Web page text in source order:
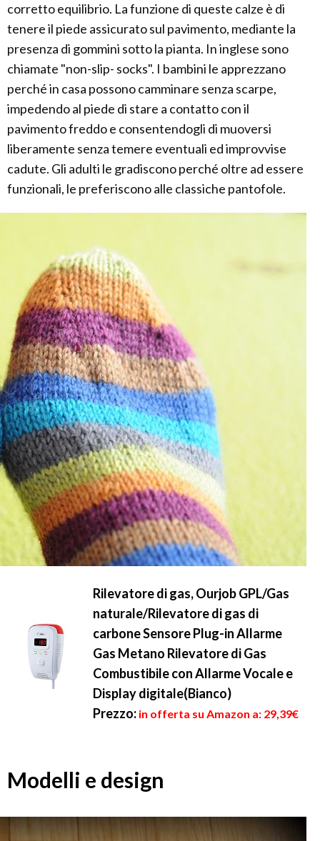
corretto equilibrio. La funzione di queste calze è di
tenere il piede assicurato sul pavimento, mediante la
presenza di gommini sotto la pianta. In inglese sono
chiamate "non-slip- socks". I bambini le apprezzano
perché in casa possono camminare senza scarpe,
impedendo al piede di stare a contatto con il
pavimento freddo e consentendogli di muoversi
liberamente senza temere eventuali ed improvvise
cadute. Gli adulti le gradiscono perché oltre ad essere
funzionali, le preferiscono alle classiche pantofole.
Rilevatore di gas, Ourjob GPL/Gas
naturale/Rilevatore di gas di
carbone Sensore Plug-in Allarme
Gas Metano Rilevatore di Gas
Combustibile con Allarme Vocale e
Display digitale(Bianco)
Prezzo: in offerta su Amazon a: 29,39€
Modelli e design